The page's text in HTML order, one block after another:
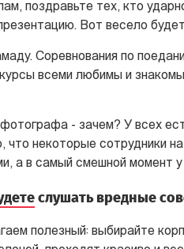
поздравьте тех, кто
Вот весело
Соревнования по
всеми любимы и
- зачем? У всех
что некоторые сотрудники
а в самый смешной момент
слушать вредные
полезный: выбирайте